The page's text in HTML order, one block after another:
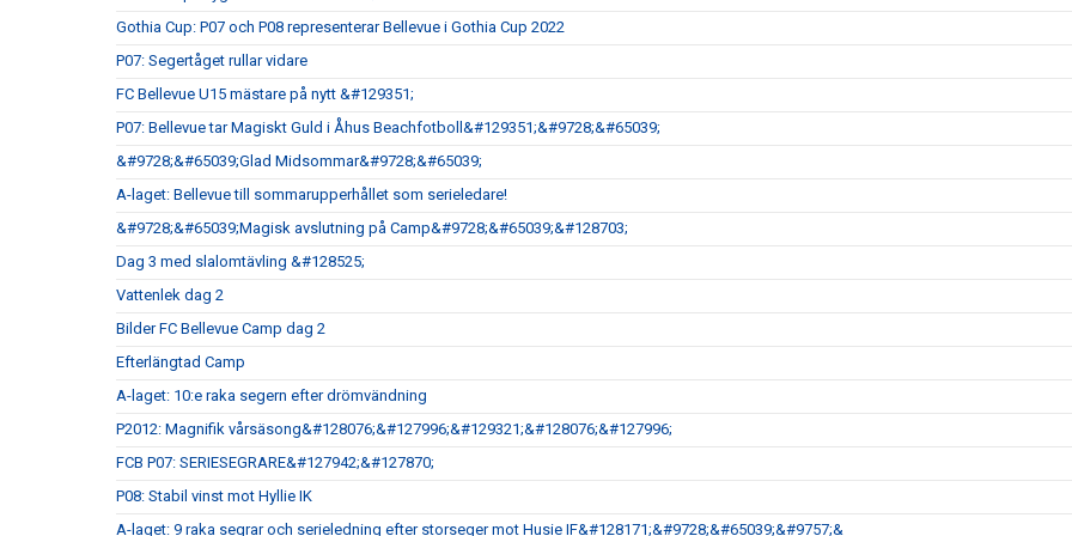
Gothia Cup: P07 och P08 representerar Bellevue i Gothia Cup 2022
P07: Segertåget rullar vidare
FC Bellevue U15 mästare på nytt &#129351;
P07: Bellevue tar Magiskt Guld i Åhus Beachfotboll&#129351;&#9728;&#65039;
&#9728;&#65039;Glad Midsommar&#9728;&#65039;
A-laget: Bellevue till sommarupperhållet som serieledare!
&#9728;&#65039;Magisk avslutning på Camp&#9728;&#65039;&#128703;
Dag 3 med slalomtävling &#128525;
Vattenlek dag 2
Bilder FC Bellevue Camp dag 2
Efterlängtad Camp
A-laget: 10:e raka segern efter drömvändning
P2012: Magnifik vårsäsong&#128076;&#127996;&#129321;&#128076;&#127996;
FCB P07: SERIESEGRARE&#127942;&#127870;
P08: Stabil vinst mot Hyllie IK
A-laget: 9 raka segrar och serieledning efter storseger mot Husie IF&#128171;&#9728;&#65039;&#9757;&